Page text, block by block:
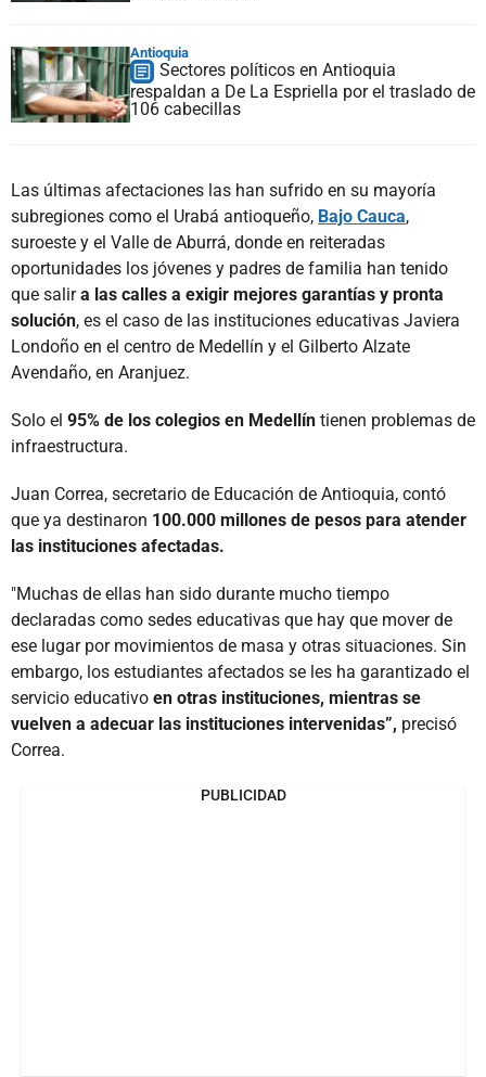
Antioquia
Sectores políticos en Antioquia
respaldan a De La Espriella por el traslado de
106 cabecillas
Las últimas afectaciones las han sufrido en su mayoría
subregiones como el Urabá antioqueño, Bajo Cauca,
suroeste y el Valle de Aburrá, donde en reiteradas
oportunidades los jóvenes y padres de familia han tenido
que salira las calles a exigir mejores garantías y pronta
solución, es el caso de las instituciones educativas Javiera
Londoño en el centro de Medellín y el Gilberto Alzate
Avendaño, en Aranjuez.
Solo el 95% de los colegios en Medellín tienen problemas de
infraestructura.
Juan Correa, secretario de Educación de Antioquia, contó
que ya destinaron 100.000 millones de pesos para atender
las instituciones afectadas.
"Muchas de ellas han sido durante mucho tiempo
declaradas como sedes educativas que hay que mover de
ese lugar por movimientos de masa y otras situaciones. Sin
embargo, los estudiantes afectados se les ha garantizado el
servicio educativo en otras instituciones, mientras se
vuelven a adecuar las instituciones intervenidas”, precisó
Correa.
PUBLICIDAD